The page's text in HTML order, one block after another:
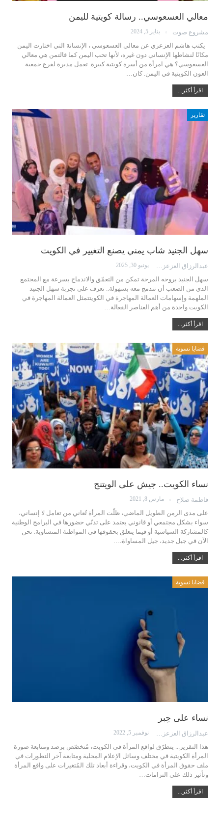
معالي العسعوسي.. رسالة كويتية لليمن
مشروع صوت يناير 5, 2024
يكتب هاشم العزعزي عن معالي العسعوسي ، الإنسانة التي اختارت اليمن
مكانًا لنشاطها الإنساني دون غيره، لأنها تحب اليمن كما قالتمن هي معالي
العسعوسي؟ هي امرأة من أسرة كويتية كبيرة. تعمل مديرة لفرع جمعية
العون الكويتية في اليمن. كان…
اقرأ أكثر...
تقارير
سهل الجنيد شاب يمني يصنع التغيير في الكويت
يونيو 30, 2025
سهل الجنيد بروحه المرحة تمكن من التعمّق والاندماج بسرعة مع المجتمع
الذي من الصعب أن تندمج معه بسهولة.. تعرف على تجربة سهل الجنيد
الملهمة وإسهامات العمالة المهاجرة في الكويتتمثل العمالة المهاجرة في
الكويت واحدة من أهم العناصر الفعالة…
اقرأ أكثر...
قضايا نسوية
نساء الكويت.. جيش على الويتنج
فاطمة صلاح مارس 8, 2021
على مدى الزمن الطويل الماضي، ظلّت المرأة تُعاني من تعامل لا إنساني،
سواء بشكل مجتمعي أو قانوني يعتمد على تدنّي حضورها في البرامج الوطنية
كالمشاركة السياسية أو فيما يتعلق بحقوقها في المواطنة المتساوية. نحن
الآن في جيل جديد، جيل المساواة،…
اقرأ أكثر...
قضايا نسوية
نساء على حِبر
نوفمبر 5, 2022
هذا التقرير... يتطرّق لواقع المرأة في الكويت، مُتخصّص برصد ومتابعة صورة
المرأة الكويتية في مختلف وسائل الإعلام المحلية ومتابعة آخر التطورات في
ملف حقوق المرأة في الكويت، وقراءة أبعاد تلك المُتغيرات على واقع المرأة
وتأثير ذلك على التزامات…
اقرأ أكثر...